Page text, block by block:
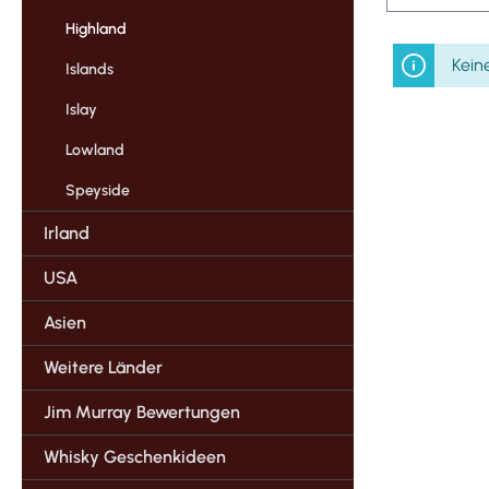
Highland
Islands
Islay
Lowland
Speyside
Irland
USA
Asien
Weitere Länder
Jim Murray Bewertungen
Whisky Geschenkideen